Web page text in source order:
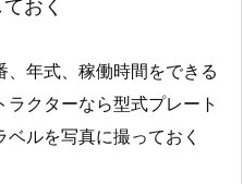
おく
年式、稼働時間をできる
クターなら型式プレート
ルを写真に撮っておく